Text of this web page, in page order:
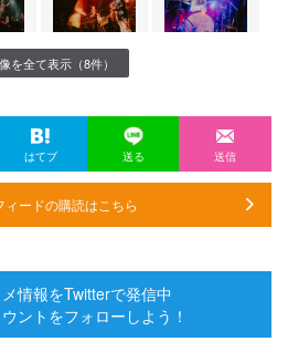
を全て表示（8件）
はてブ 送る 送信
ードの購読はこちら
情報をTwitterで発信中
ントをフォローしよう！